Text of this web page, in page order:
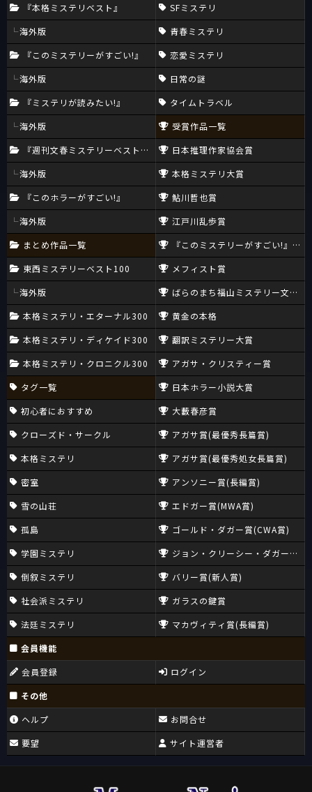
『本格ミステリベスト』
海外版
『このミステリーがすごい!』
海外版
『ミステリが読みたい!』
海外版
『週刊文春ミステリーベスト10』
海外版
『このホラーがすごい!』
海外版
まとめ作品一覧
東西ミステリーベスト100
海外版
本格ミステリ・エターナル300
本格ミステリ・ディケイド300
本格ミステリ・クロニクル300
タグ一覧
初心者におすすめ
クローズド・サークル
本格ミステリ
密室
雪の山荘
孤島
学園ミステリ
倒叙ミステリ
社会派ミステリ
法廷ミステリ
SFミステリ
青春ミステリ
恋愛ミステリ
日常の謎
タイムトラベル
受賞作品一覧
日本推理作家協会賞
本格ミステリ大賞
鮎川哲也賞
江戸川乱歩賞
『このミステリーがすごい!』大賞
メフィスト賞
ばらのまち福山ミステリー文学新
黄金の本格
翻訳ミステリー大賞
アガサ・クリスティー賞
日本ホラー小説大賞
大藪春彦賞
アガサ賞(最優秀長篇賞)
アガサ賞(最優秀処女長篇賞)
アンソニー賞(長編賞)
エドガー賞(MWA賞)
ゴールド・ダガー賞(CWA賞)
ジョン・クリーシー・ダガー賞
バリー賞(新人賞)
ガラスの鍵賞
マカヴィティ賞(長編賞)
会員機能
会員登録
ログイン
その他
ヘルプ
要望
お問合せ
サイト運営者